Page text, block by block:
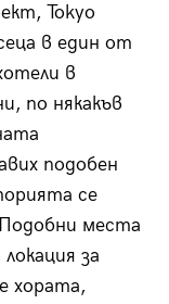
Tokyo
в един от
в
по някакъв
подобен
се
места
за
хората,